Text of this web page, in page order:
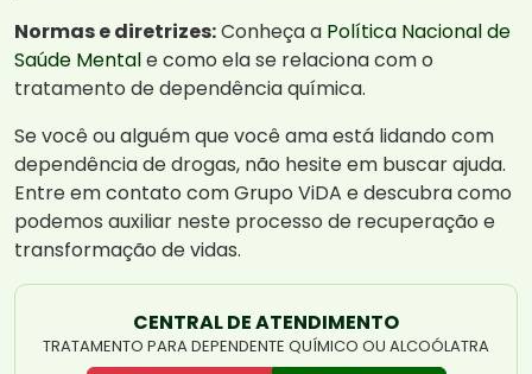
Normas e diretrizes:Conheça a Política Nacional de
Saúde Mentale como ela se relaciona com o
tratamento de dependência química.
Se você ou alguém que você ama está lidando com
dependência de drogas, não hesite em buscar ajuda.
Entre em contato com Grupo ViDA e descubra como
podemos auxiliar neste processo de recuperação e
transformação de vidas.
CENTRAL DE ATENDIMENTO
TRATAMENTO PARA DEPENDENTE QUÍMICO OU ALCOÓLATRA